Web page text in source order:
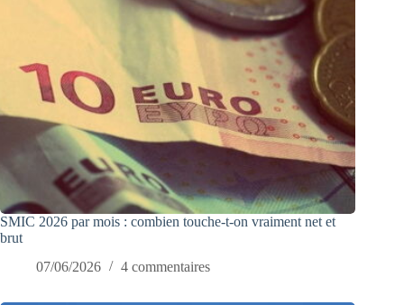
SMIC 2026 par mois : combien touche-t-on vraiment net et
brut
07/06/2026
4 commentaires